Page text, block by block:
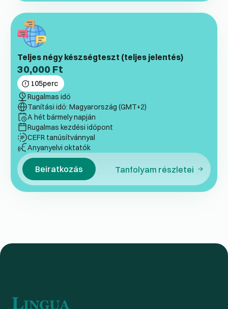
Teljes négy készségteszt (teljes jelentés)
30,000 Ft
105perc
Rugalmas idő
Tanítási idő: Magyarország (GMT+2)
A hét bármely napján
Rugalmas kezdési időpont
CEFR tanúsítvánnyal
Anyanyelvi oktatók
Beiratkozás Tanfolyam részletei